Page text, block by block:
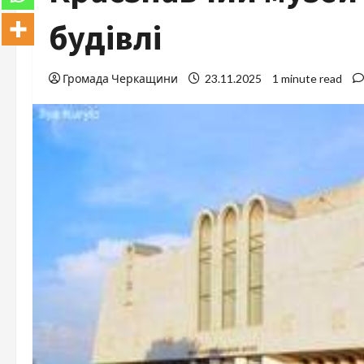
будівлі
Громада Черкащини 23.11.2025 1 minute read